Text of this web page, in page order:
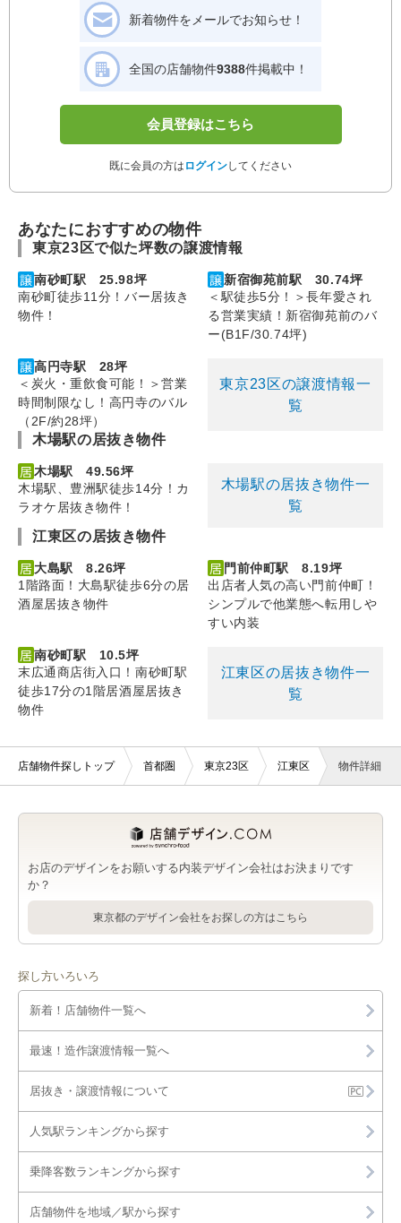
新着物件をメールでお知らせ！
全国の店舗物件9388件掲載中！
会員登録はこちら
既に会員の方は ログインしてください
あなたにおすすめの物件
東京23区で似た坪数の譲渡情報
南砂町駅 25.98坪
南砂町徒歩11分！バー居抜き
物件！
新宿御苑前駅 30.74坪
＜駅徒歩5分！＞長年愛され
る営業実績！新宿御苑前のバ
ー(B1F/30.74坪)
高円寺駅 28坪
＜炭火・重飲食可能！＞営業
時間制限なし！高円寺のバル
（2F/約28坪）
東京23区の譲渡情報一
覧
木場駅の居抜き物件
木場駅 49.56坪
木場駅、豊洲駅徒歩14分！カ
ラオケ居抜き物件！
木場駅の居抜き物件一
覧
江東区の居抜き物件
大島駅 8.26坪
1階路面！大島駅徒歩6分の居
酒屋居抜き物件
門前仲町駅 8.19坪
出店者人気の高い門前仲町！
シンプルで他業態へ転用しや
すい内装
南砂町駅 10.5坪
末広通商店街入口！南砂町駅
徒歩17分の1階居酒屋居抜き
物件
江東区の居抜き物件一
覧
店舗物件探しトップ 首都圏 東京23区 江東区 物件詳細
お店のデザインをお願いする内装デザイン会社はお決まりです
か？
東京都のデザイン会社をお探しの方はこちら
探し方いろいろ
新着！店舗物件一覧へ
最速！造作譲渡情報一覧へ
居抜き・譲渡情報について
人気駅ランキングから探す
乗降客数ランキングから探す
店舗物件を地域／駅から探す